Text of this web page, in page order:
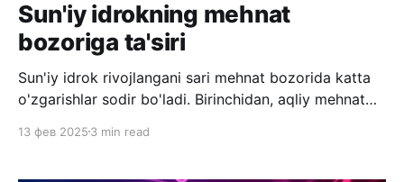
Sun'iy idrokning mehnat
bozoriga ta'siri
Sun'iy idrok rivojlangani sari mehnat bozorida katta
o'zgarishlar sodir bo'ladi. Birinchidan, aqliy mehnat
intellekt servislari masofadan turib bajarib bera oladi.
13 фев 2025 3 min read